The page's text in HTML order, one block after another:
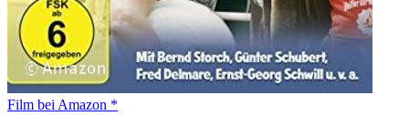
Film bei Amazon *